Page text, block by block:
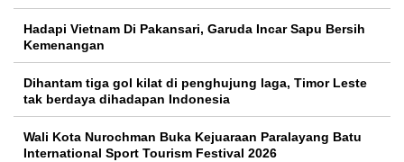
Hadapi Vietnam Di Pakansari, Garuda Incar Sapu Bersih
Kemenangan
Dihantam tiga gol kilat di penghujung laga, Timor Leste
tak berdaya dihadapan Indonesia
Wali Kota Nurochman Buka Kejuaraan Paralayang Batu
International Sport Tourism Festival 2026